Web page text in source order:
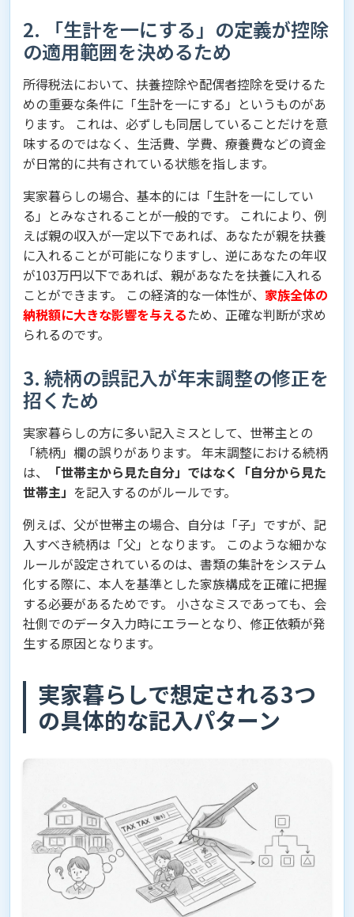
2. 「生計を一にする」の定義が控除
の適用範囲を決めるため
所得税法において、扶養控除や配偶者控除を受けるた
めの重要な条件に「生計を一にする」というものがあ
ります。 これは、必ずしも同居していることだけを意
味するのではなく、生活費、学費、療養費などの資金
が日常的に共有されている状態を指します。
実家暮らしの場合、基本的には「生計を一にしてい
る」とみなされることが一般的です。 これにより、例
えば親の収入が一定以下であれば、あなたが親を扶養
に入れることが可能になりますし、逆にあなたの年収
が103万円以下であれば、親があなたを扶養に入れる
ことができます。 この経済的な一体性が、 家族全体の
納税額に大きな影響を与えるため、正確な判断が求め
られるのです。
3. 続柄の誤記入が年末調整の修正を
招くため
実家暮らしの方に多い記入ミスとして、世帯主との
「続柄」欄の誤りがあります。 年末調整における続柄
は、
「世帯主から見た自分」ではなく「自分から見た
世帯主」 を記入するのがルールです。
例えば、父が世帯主の場合、自分は「子」ですが、記
入すべき続柄は「父」となります。 このような細かな
ルールが設定されているのは、書類の集計をシステム
化する際に、本人を基準とした家族構成を正確に把握
する必要があるためです。 小さなミスであっても、会
社側でのデータ入力時にエラーとなり、修正依頼が発
生する原因となります。
実家暮らしで想定される3つ
の具体的な記入パターン